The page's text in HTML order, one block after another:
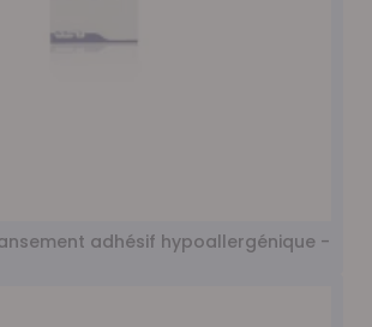
adhésif hypoallergénique -